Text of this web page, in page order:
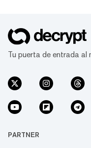
Tu puerta de entrada al
PARTNER